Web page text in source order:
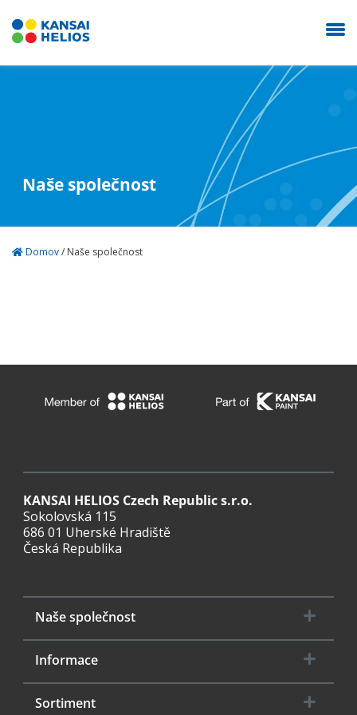
Naše společnost
Domov/ Naše společnost
KANSAI HELIOS Czech Republic s.r.o.
Sokolovská 115
686 01 Uherské Hradiště
Česká Republika
Naše společnost
Informace
Sortiment
Naše společnost
Aktuality
Sokolovská 115
686 01 Uherské Hradiště
Česká Republika